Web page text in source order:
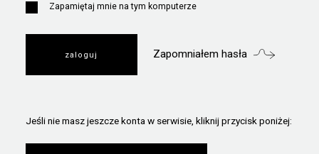
Zapamiętaj mnie na tym komputerze
Zapomniałem hasła
Jeśli nie masz jeszcze konta w serwisie, kliknij przycisk poniżej: